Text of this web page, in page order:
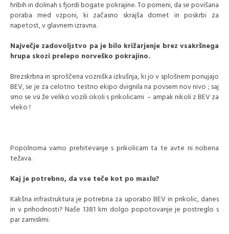
hribih in dolinah s fjordi bogate pokrajine. To pomeni, da se povišana
poraba med vzponi, ki začasno skrajša domet in poskrbi za
napetost, v glavnem izravna.
Največje zadovoljstvo pa je bilo križarjenje brez vsakršnega
hrupa skozi prelepo norveško pokrajino.
Brezskrbna in sproščena vozniška izkušnja, ki jo v splošnem ponujajo
BEV, se je za celotno testno ekipo dvignila na povsem nov nivo ; saj
smo se vsi že veliko vozili okoli s prikolicami – ampak nikoli z BEV za
vleko !
Popolnoma varno prehitevanje s prikolicam ta te avte ni nobena
težava.
Kaj je potrebno, da vse teče kot po maslu?
Kakšna infrastruktura je potrebna za uporabo BEV in prikolic, danes
in v prihodnosti?Naše 1381 km dolgo popotovanje je postreglo s
par zamislimi.